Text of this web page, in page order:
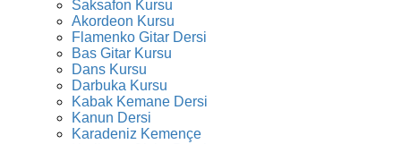
Saksafon Kursu
Akordeon Kursu
Flamenko Gitar Dersi
Bas Gitar Kursu
Dans Kursu
Darbuka Kursu
Kabak Kemane Dersi
Kanun Dersi
Karadeniz Kemençe